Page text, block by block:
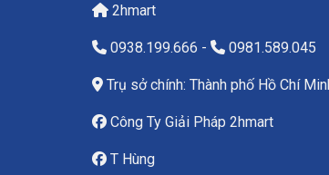
2hmart
0938.199.666 - 0981.589.045
Trụ sở chính: Thành phố Hồ Chí
Công Ty Giải Pháp 2hmart
T Hùng